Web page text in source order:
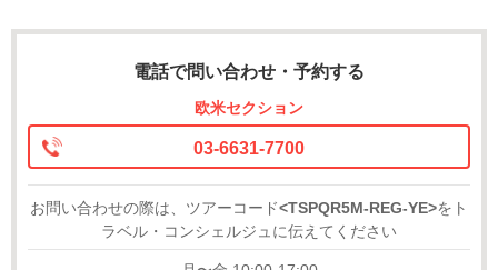
電話で問い合わせ・予約する
欧米セクション
03-6631-7700
お問い合わせの際は、ツアーコード<TSPQR5M-REG-YE>をト
ラベル・コンシェルジュに伝えてください